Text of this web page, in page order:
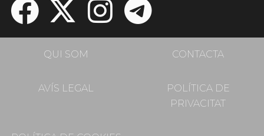
QUI SOM CONTACTA
AVÍS LEGAL
POLÍTICA DE
PRIVACITAT